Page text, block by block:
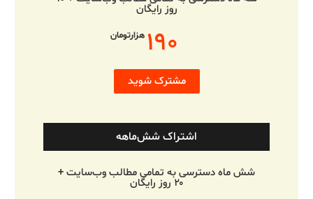
روز رایگان
۱۹۰ هزارتومان
مشترک شوید
اشتراک شش‌ماهه
شش ماه دسترسی به تمامی مطالب وب‌سایت +
۲۰ روز رایگان